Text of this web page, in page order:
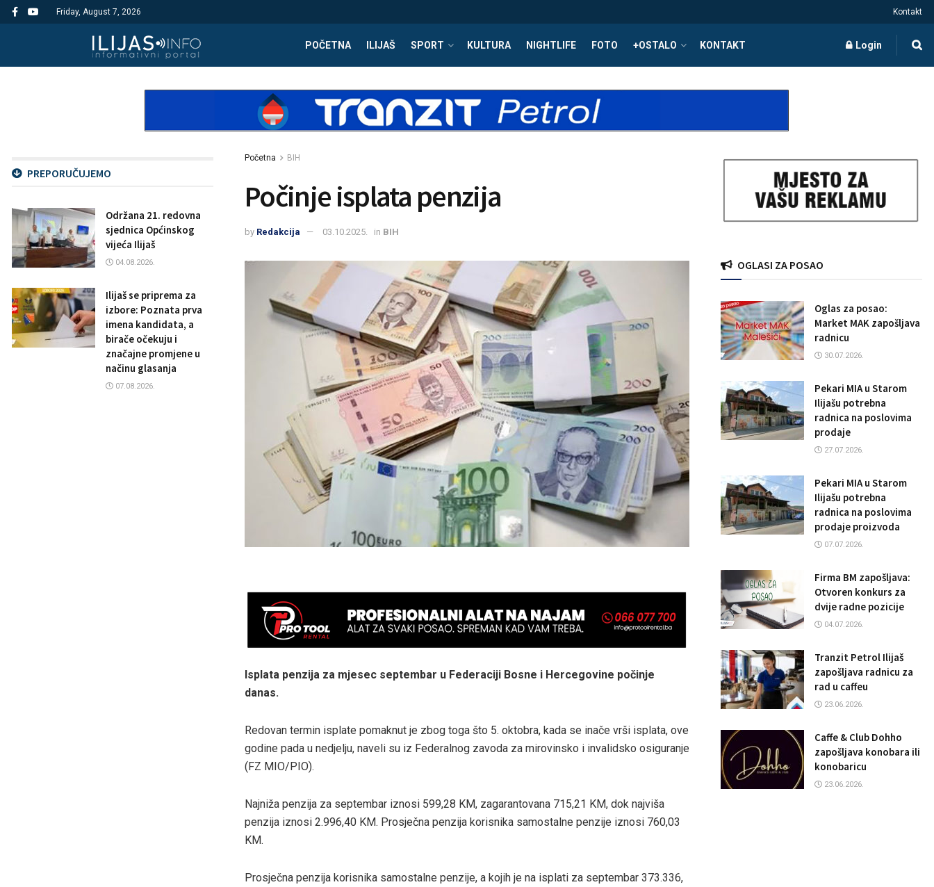
Friday, August 7, 2026 Kontakt
POČETNA ILIJAŠ SPORT KULTURA NIGHTLIFE FOTO +OSTALO KONTAKT Login
Početna BIH
Počinje isplata penzija
by Redakcija 03.10.2025. in BIH
Isplata penzija za mjesec septembar u Federaciji Bosne i Hercegovine počinje
danas.
Redovan termin isplate pomaknut je zbog toga što 5. oktobra, kada se inače vrši isplata, ove
godine pada u nedjelju, naveli su iz Federalnog zavoda za mirovinsko i invalidsko osiguranje
(FZ MIO/PIO).
Najniža penzija za septembar iznosi 599,28 KM, zagarantovana 715,21 KM, dok najviša
penzija iznosi 2.996,40 KM. Prosječna penzija korisnika samostalne penzije iznosi 760,03
KM.
Prosječna penzija korisnika samostalne penzije, a kojih je na isplati za septembar 373.336,
PREPORUČUJEMO
Održana 21. redovna
sjednica Općinskog
vijeća Ilijaš
04.08.2026.
Ilijaš se priprema za
izbore: Poznata prva
imena kandidata, a
birače očekuju i
značajne promjene u
načinu glasanja
07.08.2026.
OGLASI ZA POSAO
Oglas za posao:
Market MAK zapošljava
radnicu
30.07.2026.
Pekari MIA u Starom
Ilijašu potrebna
radnica na poslovima
prodaje
27.07.2026.
Pekari MIA u Starom
Ilijašu potrebna
radnica na poslovima
prodaje proizvoda
07.07.2026.
Firma BM zapošljava:
Otvoren konkurs za
dvije radne pozicije
04.07.2026.
Tranzit Petrol Ilijaš
zapošljava radnicu za
rad u caffeu
23.06.2026.
Caffe & Club Dohho
zapošljava konobara ili
konobaricu
23.06.2026.